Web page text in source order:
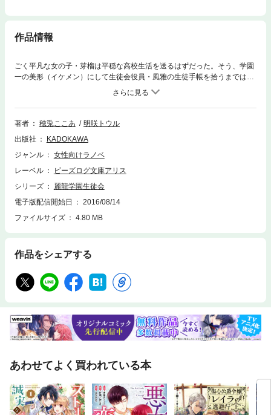
作品情報
ごく平凡な女の子・芽榴は平穏な高校生活を送るはずだった。そう、学園
一の美形（イケメン）にして生徒会役員・風雅の生徒手帳を拾うまでは。
彼から一目ぼれ宣言を受けると、その後もクセあり役員たちと次々にフラ
グ立ち！ ついには最強と名高い生徒会長・颯まで降臨して……!? で
も、わたしは絶対目立ってはいけない。秘密を隠したワケあり少女は、乱
立する恋愛フラグから逃げられるのか？ 胸キュン必至の逆ハー学園ラブ
著者 穂兎ここあ
明咲トウル
出版社
KADOKAWA
ジャンル
女性向けラノベ
レーベル
ビーズログ文庫アリス
シリーズ
麗龍学園生徒会
電子版配信開始日
2016/08/14
ファイルサイズ
4.80 MB
作品をシェアする
あわせてよく買われている本